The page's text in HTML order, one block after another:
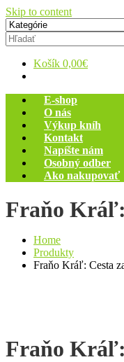
Skip to content
Zelený dom
Antikvariát
Košík 0,00€
E-shop
O nás
Výkup kníh
Kontakt
Napíšte nám
Osobný odber
Ako nakupovať
Fraňo Kráľ:
Home
Produkty
Fraňo Kráľ: Cesta
Fraňo Kráľ: